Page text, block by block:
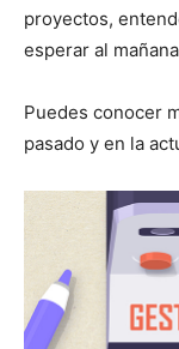
proyectos,
esperar al
Puedes conocer
pasado y en la